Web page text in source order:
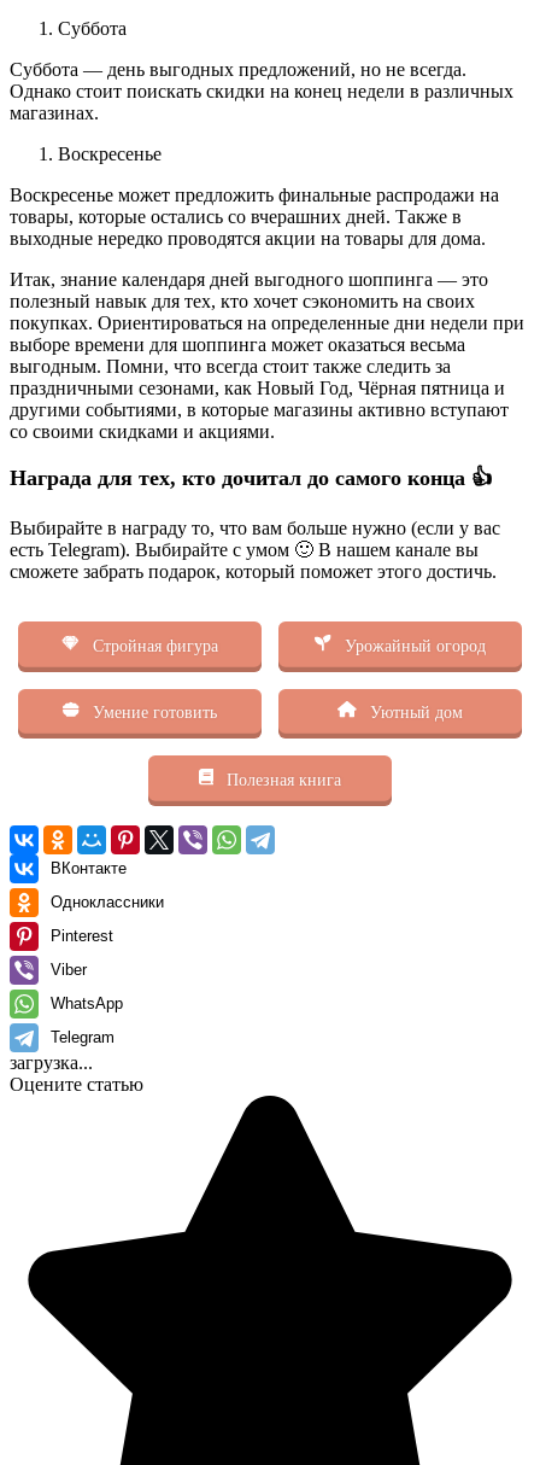
Суббота
Суббота — день выгодных предложений, но не всегда.
Однако стоит поискать скидки на конец недели в различных
магазинах.
Воскресенье
Воскресенье может предложить финальные распродажи на
товары, которые остались со вчерашних дней. Также в
выходные нередко проводятся акции на товары для дома.
Итак, знание календаря дней выгодного шоппинга — это
полезный навык для тех, кто хочет сэкономить на своих
покупках. Ориентироваться на определенные дни недели при
выборе времени для шоппинга может оказаться весьма
выгодным. Помни, что всегда стоит также следить за
праздничными сезонами, как Новый Год, Чёрная пятница и
другими событиями, в которые магазины активно вступают
со своими скидками и акциями.
Награда для тех, кто дочитал до самого конца 👍
Выбирайте в награду то, что вам больше нужно (если у вас
есть Telegram). Выбирайте с умом 🙂 В нашем канале вы
сможете забрать подарок, который поможет этого достичь.
Стройная фигура Урожайный огород
Умение готовить Уютный дом
Полезная книга
ВКонтакте
Одноклассники
Pinterest
Viber
WhatsApp
Telegram
загрузка...
Оцените статью